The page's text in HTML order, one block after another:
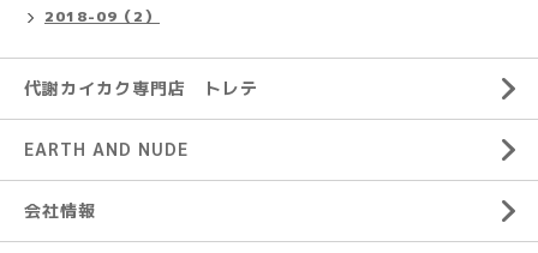
2018-09（2）
代謝カイカク専門店 トレテ
EARTH AND NUDE
会社情報